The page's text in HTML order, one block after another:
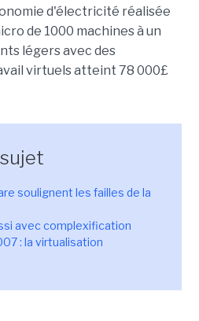
d'électricité réalisée
de 1000 machines à un
légers avec des
virtuels atteint 78 000£
soulignent les failles de la
avec complexification
: la virtualisation